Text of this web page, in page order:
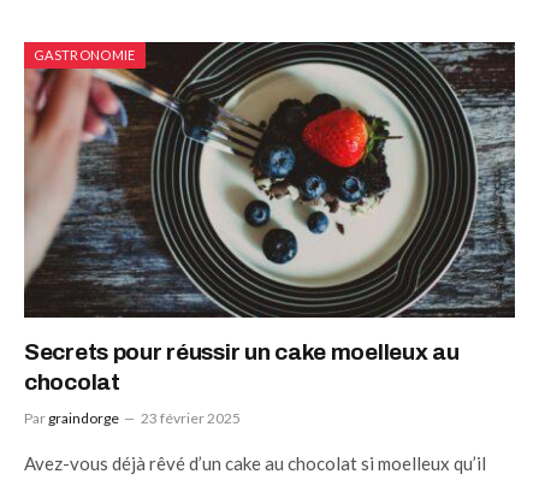
GASTRONOMIE
Secrets pour réussir un cake moelleux au
chocolat
Par graindorge 23 février 2025
Avez-vous déjà rêvé d’un cake au chocolat si moelleux qu’il